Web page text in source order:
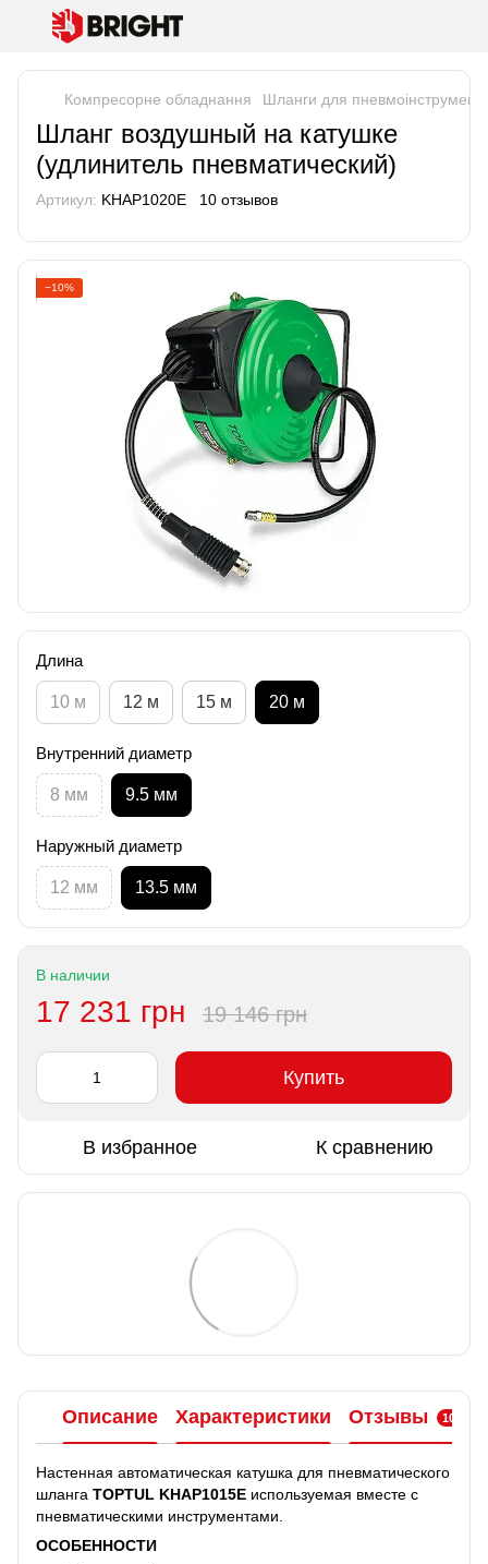
Компресорне обладнання Шланги для
Шланг воздушный на катушке
(удлинитель пневматический)
Артикул: KHAP1020E 10 отзывов
−10%
Длина
10 м 12 м 15 м 20 м
Внутренний диаметр
8 мм 9.5 мм
Наружный диаметр
12 мм 13.5 мм
В наличии
17 231 грн 19 146 грн
Купить
В избранное К сравнению
Описание Характеристики Отзывы 10
Настенная автоматическая катушка для пневматического
шланга TOPTUL KHAP1015E используемая вместе с
пневматическими инструментами.
ОСОБЕННОСТИ